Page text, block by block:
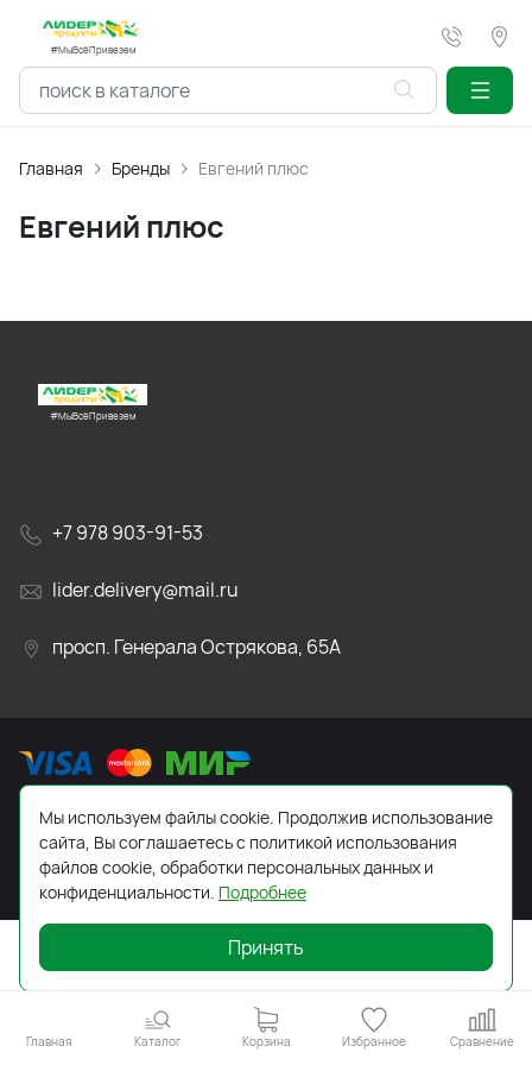
#МыВсёПривезем
Главная Бренды Евгений плюс
Евгений плюс
#МыВсёПривезем
+7 978 903-91-53
lider.delivery@mail.ru
просп. Генерала Острякова, 65А
2026 © Все права защищены. Работает наReadyScript
Главная Каталог Корзина Избранное Сравнение
Мы используем файлы cookie. Продолжив использование
сайта, Вы соглашаетесь с политикой использования
файлов cookie, обработки персональных данных и
конфиденциальности. Подробнее
Принять